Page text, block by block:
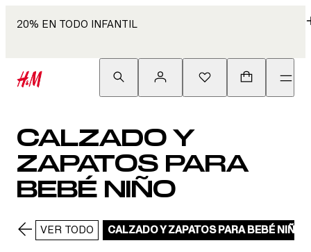
20% EN TODO INFANTIL
CALZADO Y
ZAPATOS PARA
BEBÉ NIÑO
VER TODO CALZADO Y ZAPATOS PARA BEBÉ NIÑO